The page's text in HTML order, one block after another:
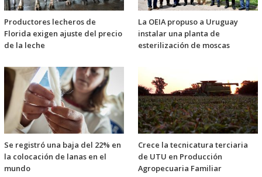
Productores lecheros de
Florida exigen ajuste del precio
de la leche
La OEIA propuso a Uruguay
instalar una planta de
esterilización de moscas
Se registró una baja del 22% en
la colocación de lanas en el
mundo
Crece la tecnicatura terciaria
de UTU en Producción
Agropecuaria Familiar